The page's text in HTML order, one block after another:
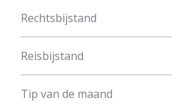
Rechtsbijstand
Reisbijstand
Tip van de maand